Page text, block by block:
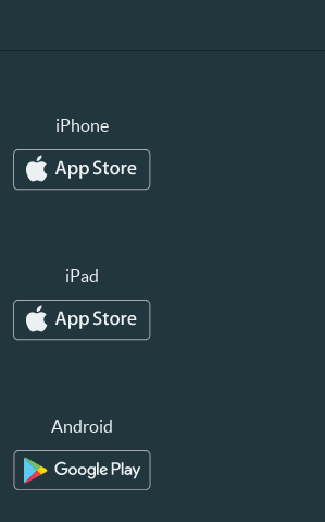
iPhone
iPad
Android